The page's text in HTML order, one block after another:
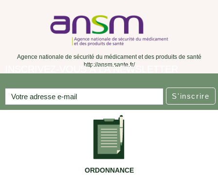
Agence nationale de sécurité du médicament et des produits de santé
http://ansm.sante.fr/
INSCRIVEZ-VOUS À LA NEWSLETTER
S'inscrire
ORDONNANCE